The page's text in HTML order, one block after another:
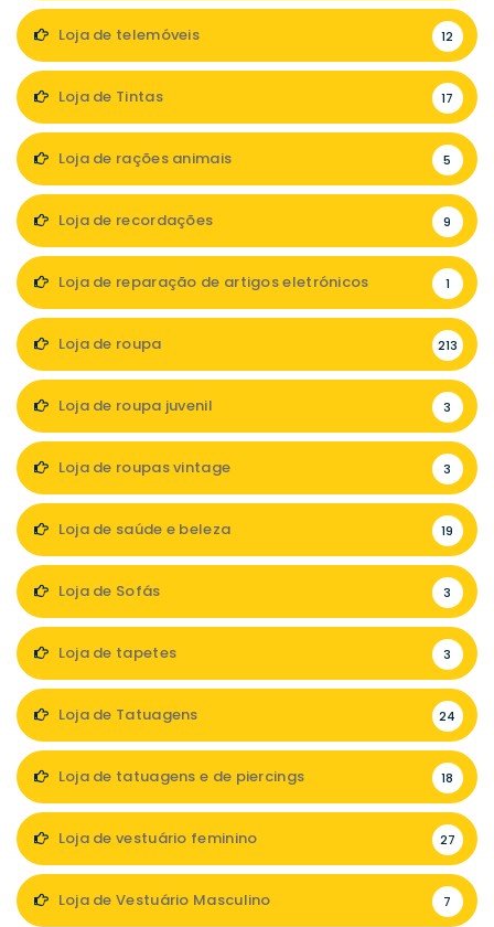
Loja de telemóveis 12
Loja de Tintas 17
Loja de rações animais 5
Loja de recordações 9
Loja de reparação de artigos eletrónicos 1
Loja de roupa 213
Loja de roupa juvenil 3
Loja de roupas vintage 3
Loja de saúde e beleza 19
Loja de Sofás 3
Loja de tapetes 3
Loja de Tatuagens 24
Loja de tatuagens e de piercings 18
Loja de vestuário feminino 27
Loja de Vestuário Masculino 7